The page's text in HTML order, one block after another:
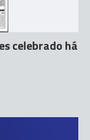
celebrado há